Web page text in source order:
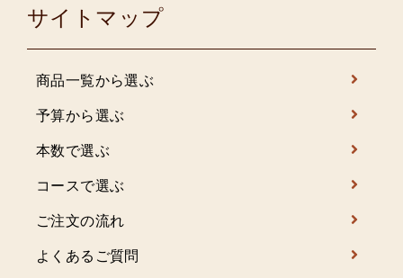
サイトマップ
商品一覧から選ぶ
予算から選ぶ
本数で選ぶ
コースで選ぶ
ご注文の流れ
よくあるご質問